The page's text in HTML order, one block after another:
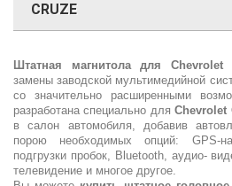
CRUZE
Штатная магнитола для Chevrolet
замены заводской мультимедийной
со значительно расширенными
разработана специально дляChevrolet
в салон автомобиля, добавив
порою необходимых опций: GPS-
подгрузки пробок, Bluetooth, аудио-
телевидение и многое другое.